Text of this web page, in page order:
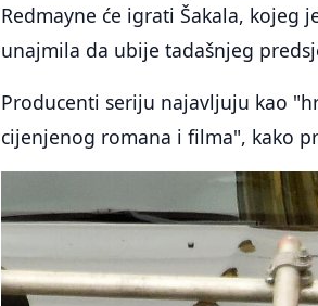
Redmayne će igrati Šakala, kojeg
unajmila da ubije tadašnjeg
Producenti seriju najavljuju kao
cijenjenog romana i filma", kako